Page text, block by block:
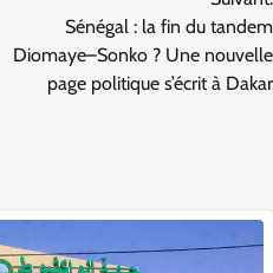
Sénégal : la fin du tandem
Diomaye–Sonko ? Une nouvelle
page politique s’écrit à Dakar